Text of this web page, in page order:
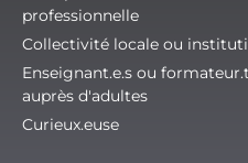
professionnelle
Collectivité locale ou
Enseignant.e.s ou
auprès d'adultes
Curieux.euse